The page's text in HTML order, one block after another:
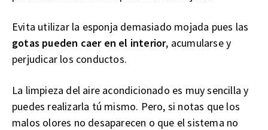
Evita utilizar la esponja demasiado mojada pues las
gotas pueden caer en el interior, acumularse y
perjudicar los conductos.
La limpieza del aire acondicionado es muy sencilla y
puedes realizarla tú mismo. Pero, si notas que los
malos olores no desaparecen o que el sistema no